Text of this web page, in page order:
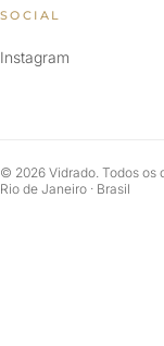
SOCIAL
Instagram
© 2026 Vidrado. Todos os
Rio de Janeiro · Brasil